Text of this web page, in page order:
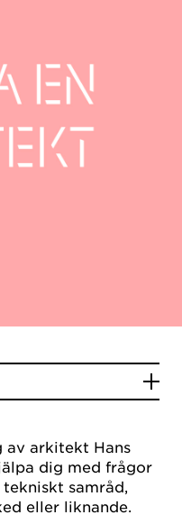
av arkitekt Hans
dig med frågor
samråd,
eller liknande.